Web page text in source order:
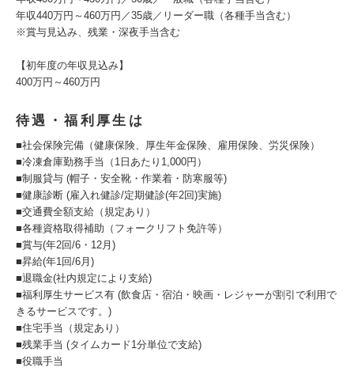
年収440万円～460万円／35歳／リーダー職（各種手当含む）
※賞与見込み、残業・深夜手当含む
【初年度の年収見込み】
400万円～460万円
待遇・福利厚生は
■社会保険完備（健康保険、厚生年金保険、雇用保険、労災保険）
■冷凍倉庫勤務手当（1日あたり1,000円）
■制服貸与 (帽子・安全靴・作業着・防寒服等)
■健康診断 (雇入れ健診/定期健診(年2回)実施)
■交通費全額支給（規定あり）
■各種資格取得補助（フォークリフト免許等）
■賞与(年2回/6・12月)
■昇給(年1回/6月)
■退職金(社内規定により支給)
■福利厚生サービス有 (飲食店・宿泊・映画・レジャーが割引で利用で
きるサービスです。)
■住宅手当（規定あり）
■残業手当 (タイムカード1分単位で支給)
■役職手当